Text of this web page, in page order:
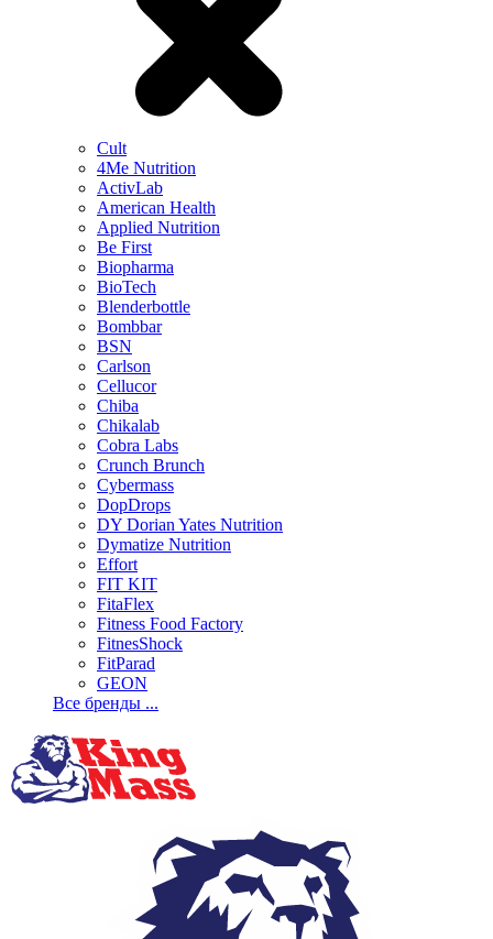
Cult
4Me Nutrition
ActivLab
American Health
Applied Nutrition
Be First
Biopharma
BioTech
Blenderbottle
Bombbar
BSN
Carlson
Cellucor
Chiba
Chikalab
Cobra Labs
Crunch Brunch
Cybermass
DopDrops
DY Dorian Yates Nutrition
Dymatize Nutrition
Effort
FIT KIT
FitaFlex
Fitness Food Factory
FitnesShock
FitParad
GEON
Все бренды ...